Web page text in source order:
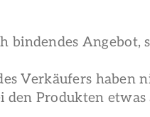
Verkäufers
Produkten